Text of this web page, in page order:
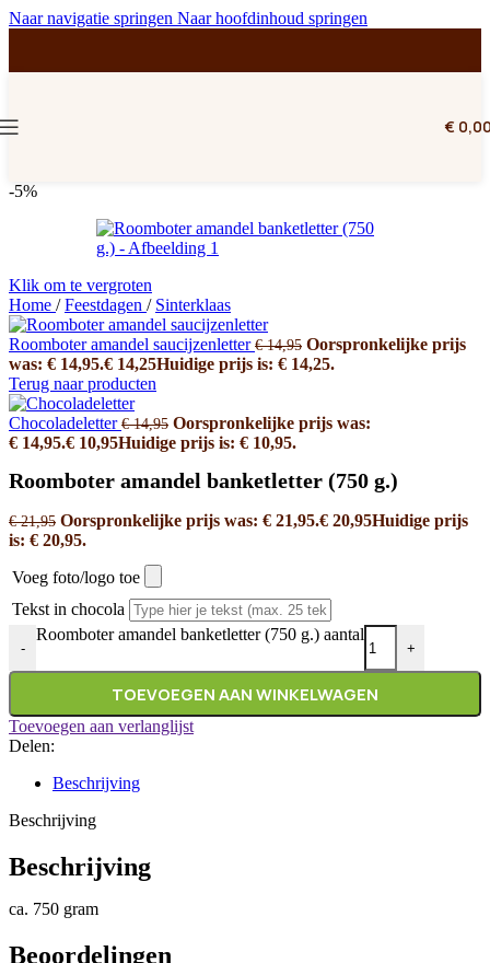
Naar navigatie springen Naar hoofdinhoud springen
€
-5%
Klik om te vergroten
Home / Feestdagen / Sinterklaas
Roomboter amandel saucijzenletter€14,95 Oorspronkelijke prijs
was: € 14,95.€ 14,25Huidige prijs is: € 14,25.
Terug naar producten
Chocoladeletter€14,95 Oorspronkelijke prijs was:
€ 14,95.€ 10,95Huidige prijs is: € 10,95.
Roomboter amandel banketletter (750 g.)
€21,95 Oorspronkelijke prijs was: € 21,95.€ 20,95Huidige prijs
is: € 20,95.
Voeg foto/logo toe
Tekst in chocola
-
Roomboter amandel banketletter (750 g.) aantal
+
TOEVOEGEN AAN WINKELWAGEN
Toevoegen aan verlanglijst
Delen:
Beschrijving
Beschrijving
Beschrijving
ca. 750 gram
Beoordelingen